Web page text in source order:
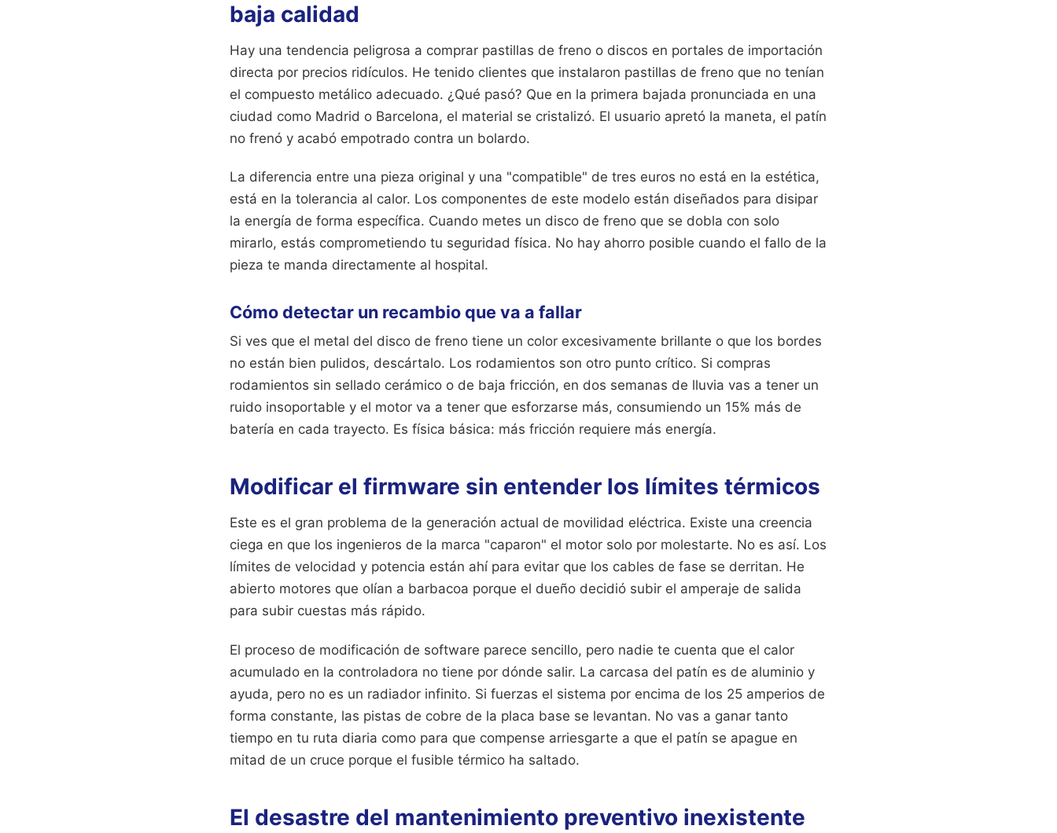
baja calidad
Hay una tendencia peligrosa a comprar pastillas de freno o discos en portales de importación
directa por precios ridículos. He tenido clientes que instalaron pastillas de freno que no tenían
el compuesto metálico adecuado. ¿Qué pasó? Que en la primera bajada pronunciada en una
ciudad como Madrid o Barcelona, el material se cristalizó. El usuario apretó la maneta, el patín
no frenó y acabó empotrado contra un bolardo.
La diferencia entre una pieza original y una "compatible" de tres euros no está en la estética,
está en la tolerancia al calor. Los componentes de este modelo están diseñados para disipar
la energía de forma específica. Cuando metes un disco de freno que se dobla con solo
mirarlo, estás comprometiendo tu seguridad física. No hay ahorro posible cuando el fallo de la
pieza te manda directamente al hospital.
Cómo detectar un recambio que va a fallar
Si ves que el metal del disco de freno tiene un color excesivamente brillante o que los bordes
no están bien pulidos, descártalo. Los rodamientos son otro punto crítico. Si compras
rodamientos sin sellado cerámico o de baja fricción, en dos semanas de lluvia vas a tener un
ruido insoportable y el motor va a tener que esforzarse más, consumiendo un 15% más de
batería en cada trayecto. Es física básica: más fricción requiere más energía.
Modificar el firmware sin entender los límites térmicos
Este es el gran problema de la generación actual de movilidad eléctrica. Existe una creencia
ciega en que los ingenieros de la marca "caparon" el motor solo por molestarte. No es así. Los
límites de velocidad y potencia están ahí para evitar que los cables de fase se derritan. He
abierto motores que olían a barbacoa porque el dueño decidió subir el amperaje de salida
para subir cuestas más rápido.
El proceso de modificación de software parece sencillo, pero nadie te cuenta que el calor
acumulado en la controladora no tiene por dónde salir. La carcasa del patín es de aluminio y
ayuda, pero no es un radiador infinito. Si fuerzas el sistema por encima de los 25 amperios de
forma constante, las pistas de cobre de la placa base se levantan. No vas a ganar tanto
tiempo en tu ruta diaria como para que compense arriesgarte a que el patín se apague en
mitad de un cruce porque el fusible térmico ha saltado.
El desastre del mantenimiento preventivo inexistente